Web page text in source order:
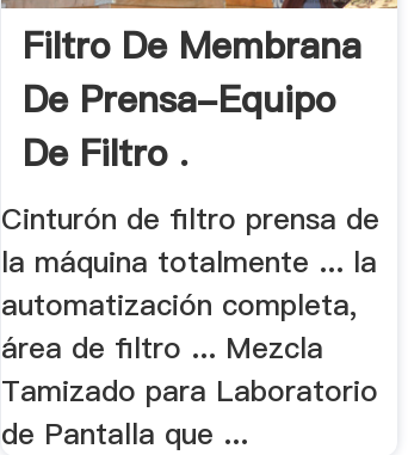
Filtro De Membrana
De Prensa-Equipo
De Filtro .
Cinturón de filtro prensa de
la máquina totalmente ... la
automatización completa,
área de filtro ... Mezcla
Tamizado para Laboratorio
de Pantalla que ...